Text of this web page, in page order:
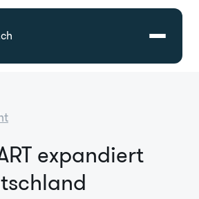
expandiert